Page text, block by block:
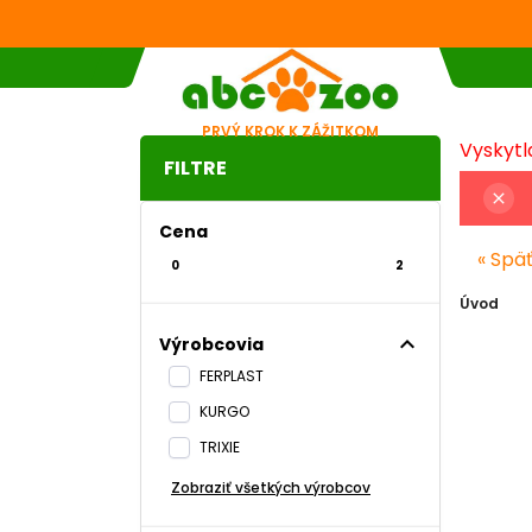
PRVÝ KROK K ZÁŽITKOM
FILTRE
Cena
0 2
Výrobcovia expand_less
FERPLAST
KURGO
TRIXIE
Zobraziť všetkých výrobcov
close
« Späť
Úvod